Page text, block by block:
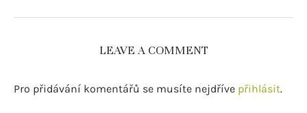
LEAVE A COMMENT
Pro přidávání komentářů se musíte nejdříve přihlásit.